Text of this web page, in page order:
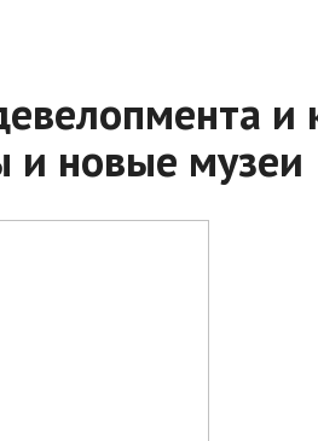
и
и новые музеи